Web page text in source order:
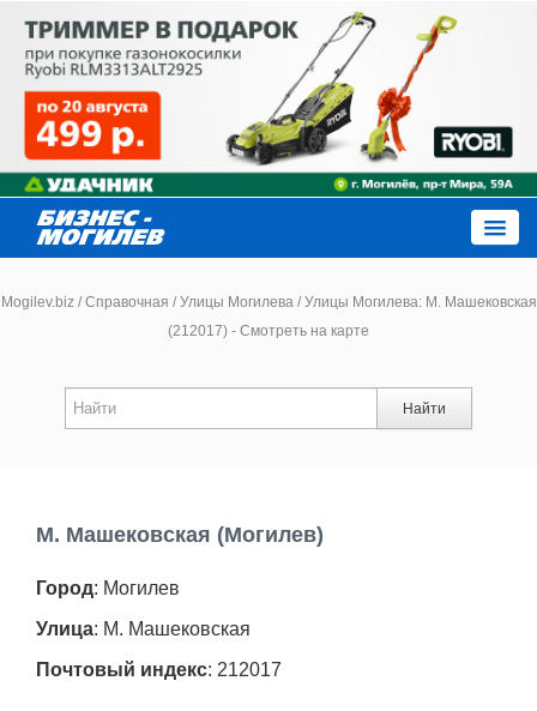
Новости
Афиша
Mogilev.biz / Справочная / Улицы Могилева /Улицы Могилева: М. Машековская
(212017) - Смотреть на карте
Найти
М. Машековская (Могилев)
Город: Могилев
Улица: М. Машековская
Почтовый индекс: 212017